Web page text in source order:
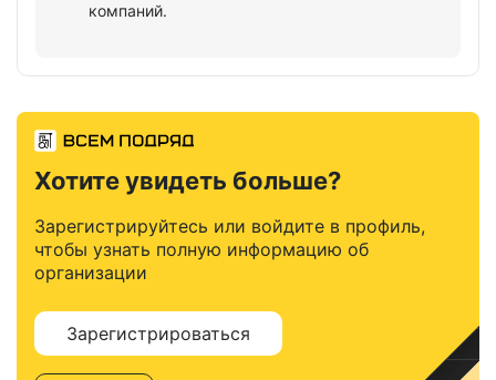
компаний.
Хотите увидеть больше?
Зарегистрируйтесь или войдите в профиль,
чтобы узнать полную информацию об
организации
Зарегистрироваться